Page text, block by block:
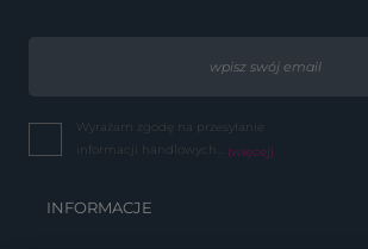
Wyrażam zgodę na przesyłanie
informacji handlowych... (więcej)
INFORMACJE